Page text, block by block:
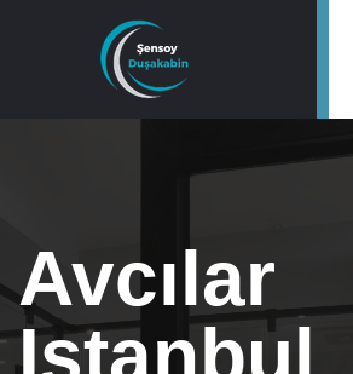
Avcılar
Istanbul